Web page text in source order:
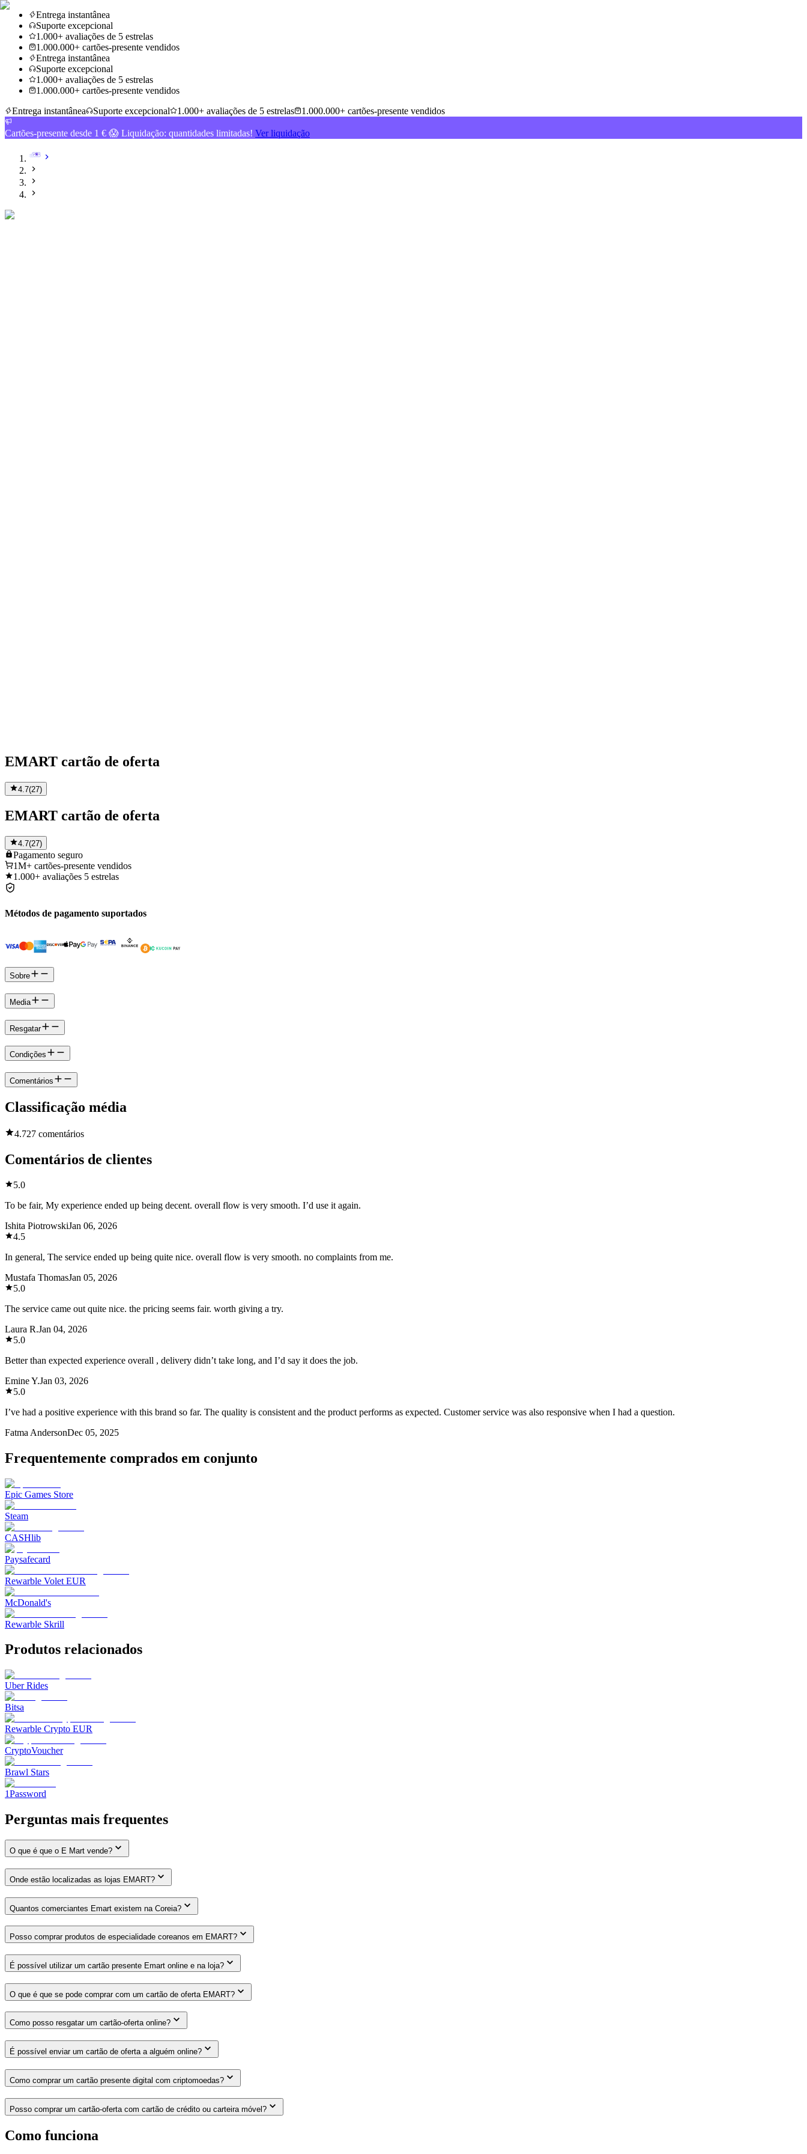
Entrega instantânea
Suporte excepcional
1.000+ avaliações de 5 estrelas
1.000.000+ cartões-presente vendidos
Entrega instantânea
Suporte excepcional
1.000+ avaliações de 5 estrelas
1.000.000+ cartões-presente vendidos
Entrega instantânea
Suporte excepcional 1.000+ avaliações de 5 estrelas 1.000.000+ cartões-presente vendidos
Cartões-presente desde 1 € 😱 Liquidação: quantidades limitadas! Ver liquidação
EMART cartão de oferta
4.7(27)
EMART cartão de oferta
4.7(27)
Pagamento seguro
1M+ cartões-presente vendidos
1.000+ avaliações 5 estrelas
Métodos de pagamento suportados
Sobre
Media
Resgatar
Condições
Comentários
Classificação média
4.727 comentários
Comentários de clientes
5.0
To be fair, My experience ended up being decent. overall flow is very smooth. I’d use it again.
Ishita PiotrowskiJan 06, 2026
4.5
In general, The service ended up being quite nice. overall flow is very smooth. no complaints from me.
Mustafa ThomasJan 05, 2026
5.0
The service came out quite nice. the pricing seems fair. worth giving a try.
Laura R.Jan 04, 2026
5.0
Better than expected experience overall , delivery didn’t take long, and I’d say it does the job.
Emine Y.Jan 03, 2026
5.0
I’ve had a positive experience with this brand so far. The quality is consistent and the product performs as expected. Customer service was also responsive when I had a question.
Fatma AndersonDec 05, 2025
Frequentemente comprados em conjunto
Epic Games Store
Steam
CASHlib
Paysafecard
Rewarble Volet EUR
McDonald's
Rewarble Skrill
Produtos relacionados
Uber Rides
Bitsa
Rewarble Crypto EUR
CryptoVoucher
Brawl Stars
1Password
Perguntas mais frequentes
O que é que o E Mart vende?
Onde estão localizadas as lojas EMART?
Quantos comerciantes Emart existem na Coreia?
Posso comprar produtos de especialidade coreanos em EMART?
É possível utilizar um cartão presente Emart online e na loja?
O que é que se pode comprar com um cartão de oferta EMART?
Como posso resgatar um cartão-oferta online?
É possível enviar um cartão de oferta a alguém online?
Como comprar um cartão presente digital com criptomoedas?
Posso comprar um cartão-oferta com cartão de crédito ou carteira móvel?
Como funciona